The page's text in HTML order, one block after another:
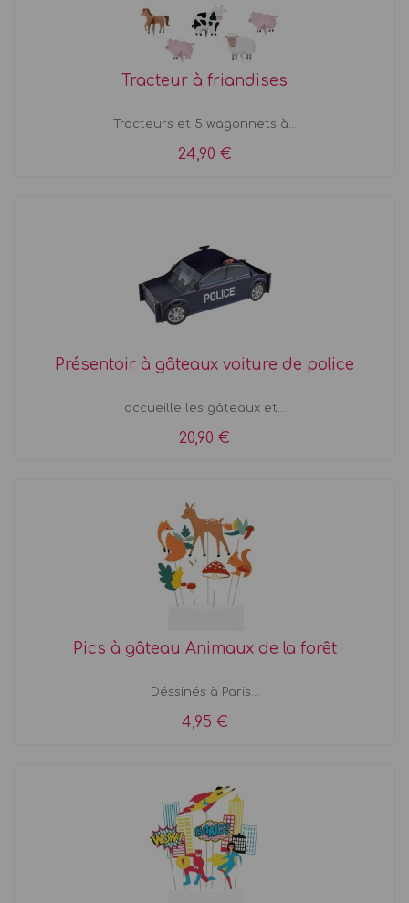
Tracteur à friandises
Tracteurs et 5 wagonnets à...
24,90 €
Présentoir à gâteaux voiture de police
accueille les gâteaux et...
20,90 €
Pics à gâteau Animaux de la forêt
Déssinés à Paris...
4,95 €